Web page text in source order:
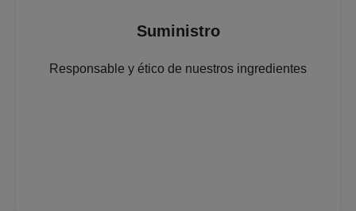
Suministro
Responsable y ético de nuestros ingredientes